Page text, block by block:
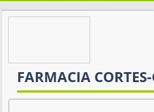
FARMACIA